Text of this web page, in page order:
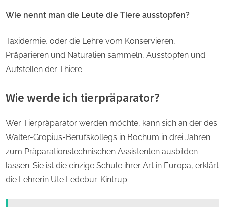
Wie nennt man die Leute die Tiere ausstopfen?
Taxidermie, oder die Lehre vom Konservieren,
Präparieren und Naturalien sammeln, Ausstopfen und
Aufstellen der Thiere.
Wie werde ich tierpräparator?
Wer Tierpräparator werden möchte, kann sich an der des
Walter-Gropius-Berufskollegs in Bochum in drei Jahren
zum Präparationstechnischen Assistenten ausbilden
lassen. Sie ist die einzige Schule ihrer Art in Europa, erklärt
die Lehrerin Ute Ledebur-Kintrup.